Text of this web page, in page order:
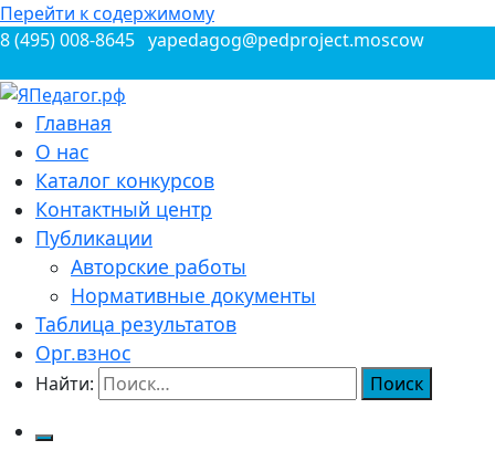
Перейти к содержимому
8 (495) 008-8645 yapedagog@pedproject.moscow
ЯПедагог.рф
Всероссийские конкурсы для педагогов
Главная
О нас
Каталог конкурсов
Контактный центр
Публикации
Авторские работы
Нормативные документы
Таблица результатов
Орг.взнос
Найти: